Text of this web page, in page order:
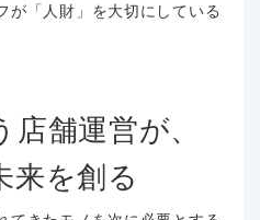
が「人財」を大切にしている
舗運営が、
来を創る